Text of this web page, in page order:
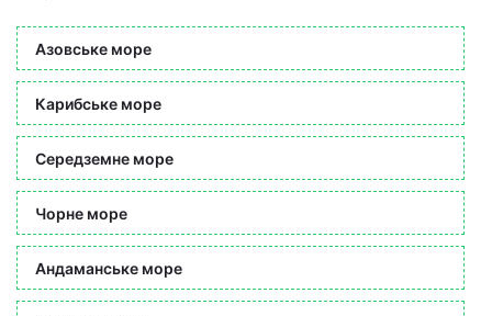
Азовське море
Карибське море
Середземне море
Чорне море
Андаманське море